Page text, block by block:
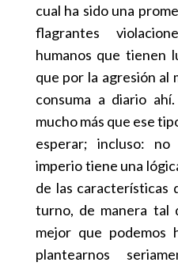
cual ha sido una
flagrantes
humanos que tienen
que por la agresión al
consuma a diario
mucho más que ese
esperar; incluso: no
imperio tiene una
de las características
turno, de manera tal
mejor que podemos
plantearnos